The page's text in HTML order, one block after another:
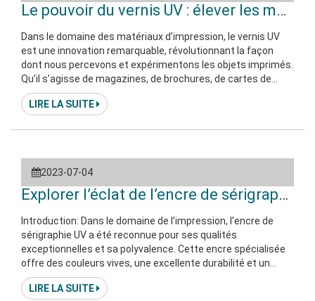
Le pouvoir du vernis UV : élever les
Dans le domaine des matériaux d’impression, le vernis UV
est une innovation remarquable, révolutionnant la façon
dont nous percevons et expérimentons les objets imprimés.
Qu’il s’agisse de magazines, de brochures, de cartes de
visite ou d’emballages, le vernis UV est devenu un outil
puissant qui améliore l’attrait visuel, la durabilité et
LIRE LA SUITE
2023-07-04
Explorer l’éclat de l’encre de sérigraphie
Introduction: Dans le domaine de l’impression, l’encre de
sérigraphie UV a été reconnue pour ses qualités
exceptionnelles et sa polyvalence. Cette encre spécialisée
offre des couleurs vives, une excellente durabilité et un
processus de durcissement rapide. Dans cet article, nous
nous penchons sur le monde de l’encre de sérigraphie UV, en
LIRE LA SUITE